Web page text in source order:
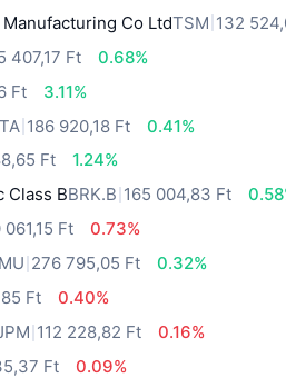
Co LtdTSM 132
407,17 Ft
0.68%
Ft
3.11%
186 920,18 Ft
0.41%
Ft
1.24%
Class BBRK.B 165 004,83 Ft
Ft
0.73%
MU 276 795,05 Ft
0.32%
Ft
0.40%
112 228,82 Ft
0.16%
Ft 0.09%